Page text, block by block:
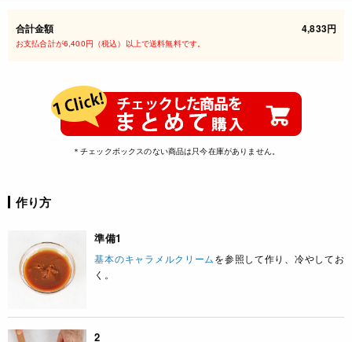
合計金額 4,833円
お支払合計が6,400円（税込）以上で送料無料です。
＊チェックボックスのない商品は只今在庫がありません。
作り方
準備1
基本のキャラメルクリームを参照して作り、冷やしてお
く。
2